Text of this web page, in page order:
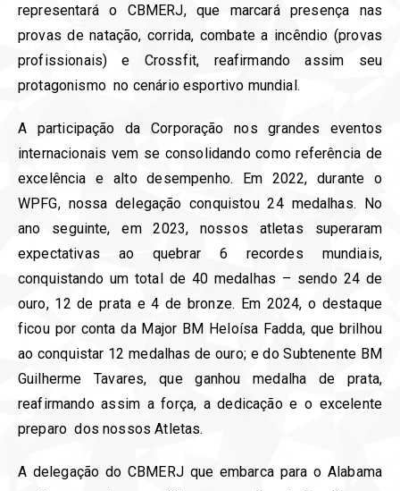
representará o CBMERJ, que marcará presença nas
provas de natação, corrida, combate a incêndio (provas
profissionais) e Crossfit, reafirmando assim seu
protagonismo no cenário esportivo mundial.
A participação da Corporação nos grandes eventos
internacionais vem se consolidando como referência de
excelência e alto desempenho. Em 2022, durante o
WPFG, nossa delegação conquistou 24 medalhas. No
ano seguinte, em 2023, nossos atletas superaram
expectativas ao quebrar 6 recordes mundiais,
conquistando um total de 40 medalhas – sendo 24 de
ouro, 12 de prata e 4 de bronze. Em 2024, o destaque
ficou por conta da Major BM Heloísa Fadda, que brilhou
ao conquistar 12 medalhas de ouro; e do Subtenente BM
Guilherme Tavares, que ganhou medalha de prata,
reafirmando assim a força, a dedicação e o excelente
preparo dos nossos Atletas.
A delegação do CBMERJ que embarca para o Alabama